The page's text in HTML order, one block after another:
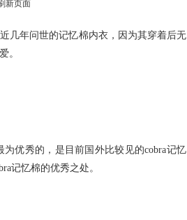
几年问世的记忆棉内衣，因为其穿着后无
。
优秀的，是目前国外比较见的cobra记忆
记忆棉的优秀之处。